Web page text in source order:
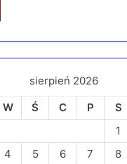
sierpień 2026
W Ś C P S
1
4 5 6 7 8